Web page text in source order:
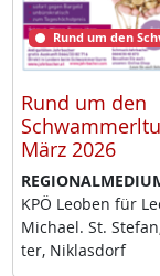
Rund um den
Rund um den
März 2026
KPÖ Leo­ben für
Mi­cha­el. St.
ter, Niklas­dorf